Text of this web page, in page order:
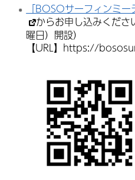
「BOSOサーフィンミ
からお申し込みくだ
曜日）開設）
【URL】https://